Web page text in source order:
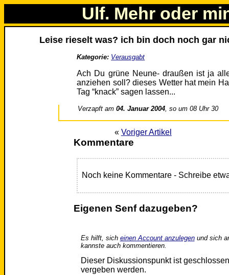
Ulf. Mehr oder
Leise rieselt was? ich bin doch noch gar
Kategorie: Verausgabt
Ach Du grüne Neune- draußen ist ja
anziehen soll? dieses Wetter hat mein
Tag “knack” sagen lassen...
Verzapft am04. Januar 2004, so um 08 Uhr 30
« Voriger Artikel
Kommentare
Noch keine Kommentare - Schreibe
Eigenen Senf dazugeben?
Es hilft, sich einen Account anzulegenund sich
kannste auch kommentieren.
Dieser Diskussionspunkt ist
vergeben werden.